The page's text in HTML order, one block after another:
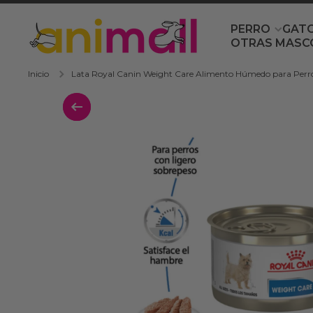
Ir directamente al contenido
PERRO
OTRAS
Inicio Lata Royal Canin Weight Care Alimento Húmedo para